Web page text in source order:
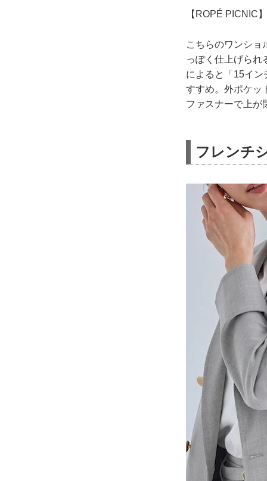
【ROPÉ PICNIC
こちらのワンショ
っぽく仕上げられ
によると「15イ
すすめ。外ポケッ
ファスナーで上が
フレンチ